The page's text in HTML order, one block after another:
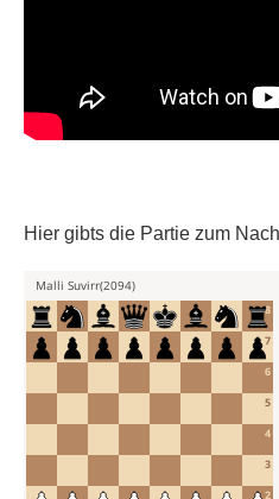
Hier gibts die Partie zum